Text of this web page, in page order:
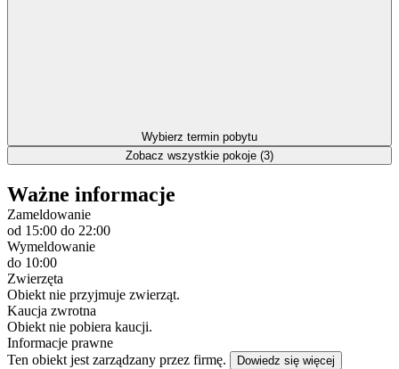
Wybierz termin pobytu
Zobacz wszystkie pokoje (3)
Ważne informacje
Zameldowanie
od 15:00 do 22:00
Wymeldowanie
do 10:00
Zwierzęta
Obiekt nie przyjmuje zwierząt.
Kaucja zwrotna
Obiekt nie pobiera kaucji.
Informacje prawne
Ten obiekt jest zarządzany przez firmę.
Dowiedz się więcej